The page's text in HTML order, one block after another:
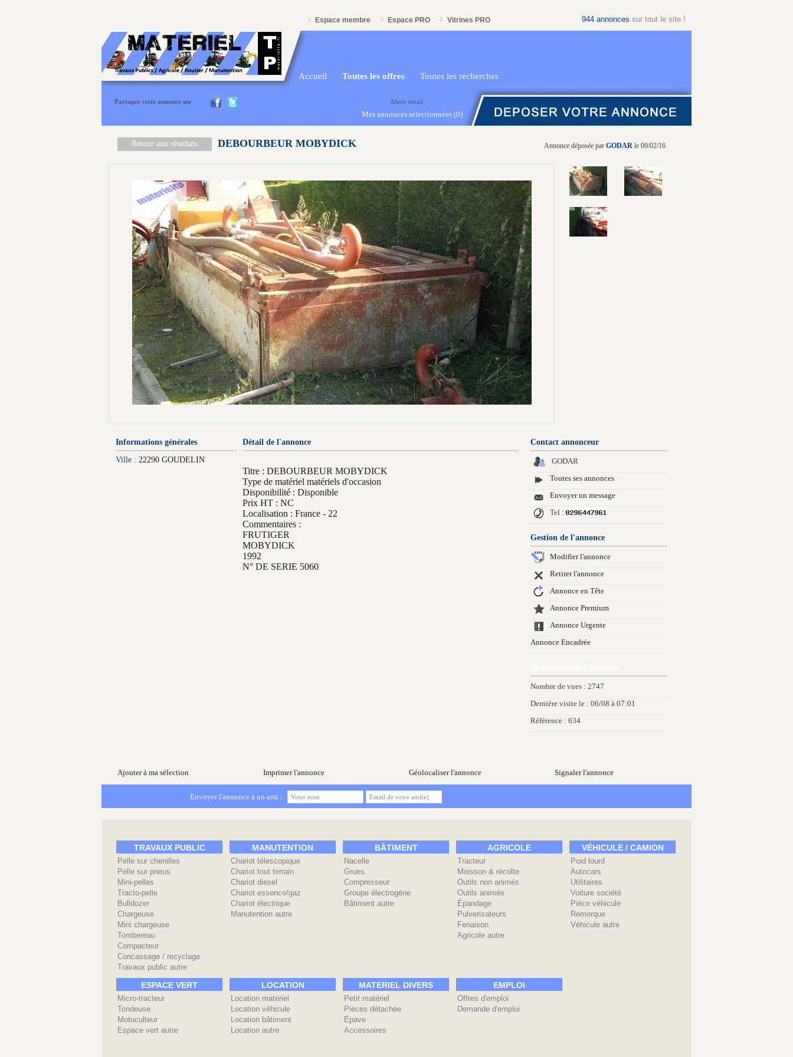
Espace membre Espace PRO Vitrines PRO 944 annonces sur tout le site !
Accueil Toutes les offres Toutes les recherches
Partager cette annonce sur Alerte email
Mes annonces sélectionnées (0)
Retour aux résultats DEBOURBEUR MOBYDICK Annonce déposée par GODAR le 09/02/16
Informations générales
Ville : 22290 GOUDELIN
Détail de l'annonce
Titre : DEBOURBEUR MOBYDICK
Type de matériel matériels d'occasion
Disponibilité : Disponible
Prix HT : NC
Localisation : France - 22
Commentaires :
FRUTIGER
MOBYDICK
1992
N° DE SERIE 5060
Contact annonceur
GODAR
Toutes ses annonces
Envoyer un message
Tel :
Gestion de l'annonce
Modifier l'annonce
Retirer l'annonce
Annonce en Tête
Annonce Premium
Annonce Urgente
Annonce Encadrée
Nombre de vues : 2747
Dernière visite le : 06/08 à 07:01
Référence : 634
Ajouter à ma sélection Imprimer l'annonce Géolocaliser l'annonce Signaler l'annonce
Envoyer l'annonce à un ami :
TRAVAUX PUBLIC
Pelle sur chenilles
Pelle sur pneus
Mini-pelles
Tracto-pelle
Bulldozer
Chargeuse
Mini chargeuse
Tombereau
Compacteur
Concassage / recyclage
Travaux public autre
MANUTENTION
Chariot télescopique
Chariot tout terrain
Chariot diesel
Chariot essence/gaz
Chariot électrique
Manutention autre
BÂTIMENT
Nacelle
Grues
Compresseur
Groupe électrogène
Bâtiment autre
AGRICOLE
Tracteur
Moisson & récolte
Outils non animés
Outils animés
Épandage
Pulverisateurs
Fenaison
Agricole autre
VÉHICULE / CAMION
Poid lourd
Autocars
Utilitaires
Voiture société
Pièce véhicule
Remorque
Véhicule autre
ESPACE VERT
Micro-tracteur
Tondeuse
Motoculteur
Espace vert autre
LOCATION
Location matériel
Location véhicule
Location bâtiment
Location autre
MATERIEL DIVERS
Petit matériel
Piėces détachée
Épave
Accessoires
EMPLOI
Offres d'emploi
Demande d'emploi